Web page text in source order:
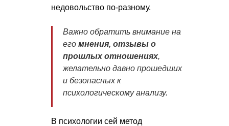
недовольство по-разному.
Важно обратить внимание на
его мнения, отзывы о
прошлых отношениях,
желательно давно прошедших
и безопасных к
психологическому анализу.
В психологии сей метод